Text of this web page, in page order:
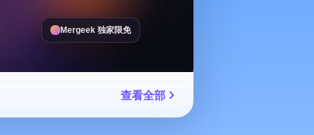
Mergeek 独家限免
查看全部